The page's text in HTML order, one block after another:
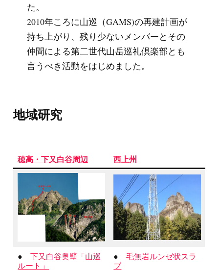
た。
2010年ころに山巡（GAMS)の再建計画が
持ち上がり、残り少ないメンバーとその
仲間による第二世代山岳巡礼倶楽部とも
言うべき活動をはじめました。
地域研究
穂高・下又白谷周辺 西上州
●下又白谷奥壁「山巡
ルート」
●毛無岩ルンゼ状スラ
ブ